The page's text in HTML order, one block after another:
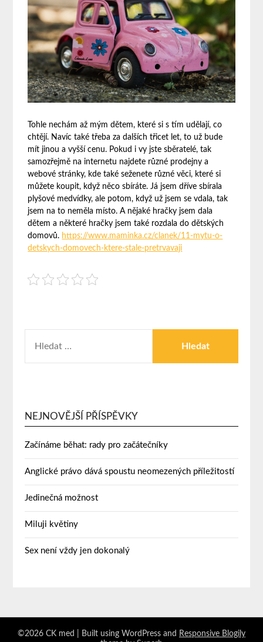
Tohle nechám až mým dětem, které si s tím udělají, co
chtějí. Navíc také třeba za dalších třicet let, to už bude
mít jinou a vyšší cenu. Pokud i vy jste sběratelé, tak
samozřejmě na internetu najdete různé prodejny a
webové stránky, kde také seženete různé věci, které si
můžete koupit, když něco sbíráte. Já jsem dříve sbírala
plyšové medvídky, ale potom, když už jsem se vdala, tak
jsem na to neměla místo. A nějaké hračky jsem dala
dětem a některé hračky jsem také rozdala do dětských
domovů. https://www.maminka.cz/clanek/11-mytu-o-
detskych-domovech-ktere-stale-pretrvavaji
NEJNOVĚJŠÍ PŘÍSPĚVKY
Začínáme běhat: rady pro začátečníky
Anglické právo dává spoustu neomezených příležitostí
Jedinečná možnost
Miluji květiny
Sex není vždy jen dokonalý
©2026 CK med | Built using WordPress and Responsive Blogily